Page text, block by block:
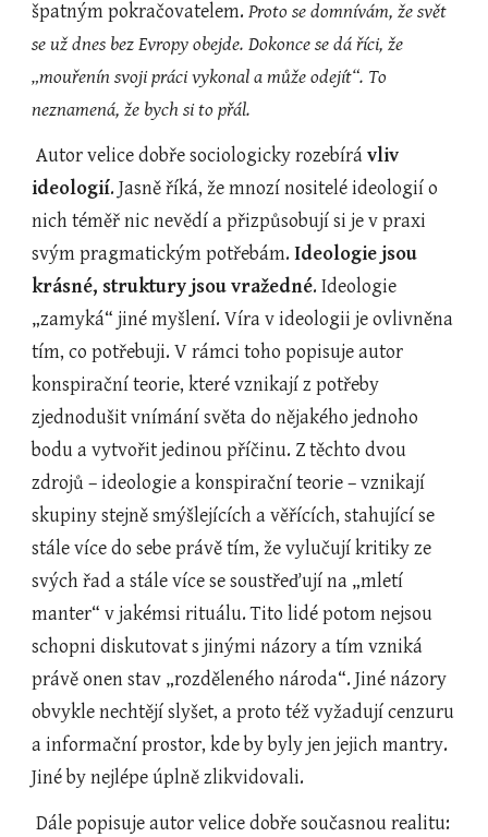
špatným pokračovatelem. Proto se domnívám, že svět
se už dnes bez Evropy obejde. Dokonce se dá říci, že
„mouřenín svoji práci vykonal a může odejít“. To
neznamená, že bych si to přál.
Autor velice dobře sociologicky rozebírá vliv
ideologií. Jasně říká, že mnozí nositelé ideologií o
nich téměř nic nevědí a přizpůsobují si je v praxi
svým pragmatickým potřebám. Ideologie jsou
krásné, struktury jsou vražedné. Ideologie
„zamyká“ jiné myšlení. Víra v ideologii je ovlivněna
tím, co potřebuji. V rámci toho popisuje autor
konspirační teorie, které vznikají z potřeby
zjednodušit vnímání světa do nějakého jednoho
bodu a vytvořit jedinou příčinu. Z těchto dvou
zdrojů – ideologie a konspirační teorie – vznikají
skupiny stejně smýšlejících a věřících, stahující se
stále více do sebe právě tím, že vylučují kritiky ze
svých řad a stále více se soustřeďují na „mletí
manter“ v jakémsi rituálu. Tito lidé potom nejsou
schopni diskutovat s jinými názory a tím vzniká
právě onen stav „rozděleného národa“. Jiné názory
obvykle nechtějí slyšet, a proto též vyžadují cenzuru
a informační prostor, kde by byly jen jejich mantry.
Jiné by nejlépe úplně zlikvidovali.
Dále popisuje autor velice dobře současnou realitu: